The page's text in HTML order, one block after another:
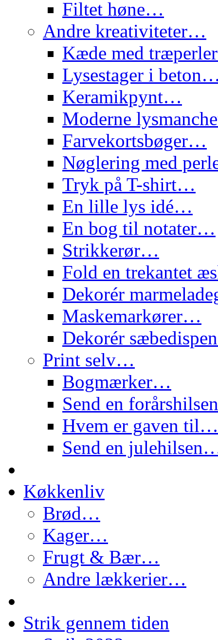
Filtet høne…
Andre kreativiteter…
Kæde med
Lysestager i
Keramikpynt…
Moderne
Farvekortsbøger…
Nøglering med
Tryk på T-shirt…
En lille lys idé…
En bog til notater…
Strikkerør…
Fold en trekantet
Dekorér
Maskemarkører…
Dekorér
Print selv…
Bogmærker…
Send en
Hvem er gaven til…
Send en
Køkkenliv
Brød…
Kager…
Frugt & Bær…
Andre lækkerier…
Strik gennem tiden